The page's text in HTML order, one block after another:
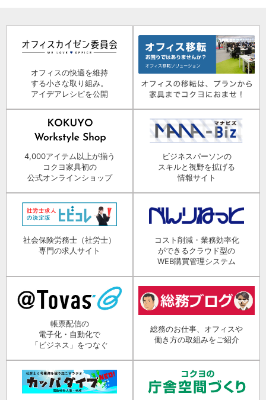
オフィスの快適を維持
する小さな取り組み。
アイデアレシピを公開
4,000アイテム以上が揃う
コクヨ家具初の
公式オンラインショップ
ビジネスパーソンの
スキルと視野を拡げる
情報サイト
社会保険労務士（社労士）
専門の求人サイト
コスト削減・業務効率化
ができるクラウド型の
WEB購買管理システム
帳票配信の
電子化・自動化で
「ビジネス」をつなぐ
総務のお仕事、オフィスや
働き方の取組みをご紹介